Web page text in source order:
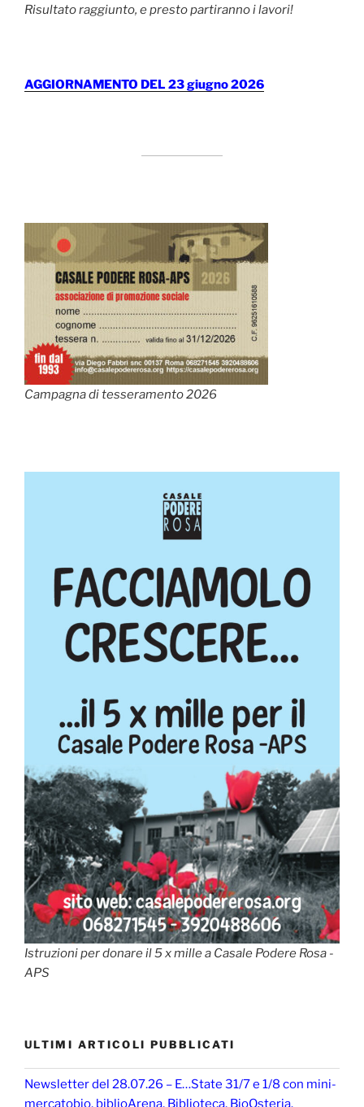
Risultato raggiunto, e presto partiranno i lavori!
AGGIORNAMENTO DEL 23 giugno 2026
Campagna di tesseramento 2026
Istruzioni per donare il 5 x mille a Casale Podere Rosa -
APS
ULTIMI ARTICOLI PUBBLICATI
Newsletter del 28.07.26 – E…State 31/7 e 1/8 con mini-